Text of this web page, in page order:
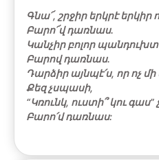
Գնա՜, շրջիր երկրէ երկիր
Բարո՜վ դառնաս.
Կանչիր բոլոր
Բարով դառնաս.
Դարձիր այնպէ՛ս, որ ոչ
Քեզ չսպասի,
“Կռունկ, ուստի՞ կու գաս”
Բարո՛վ դառնաս: